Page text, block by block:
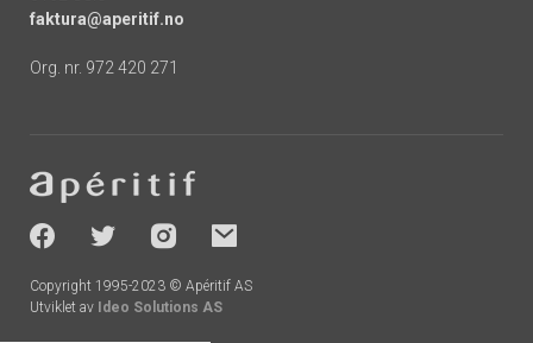
faktura@aperitif.no
Org. nr. 972 420 271
-
socials
Copyright 1995-2023 © Apéritif AS
Utviklet av Ideo Solutions AS